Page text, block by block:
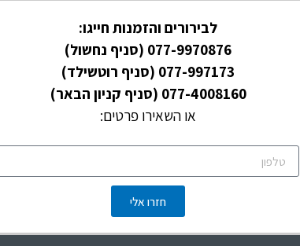
לבירורים והזמנות חייגו:
077-9970876 (סניף נחשול)
077-997173 (סניף רוטשילד)
077-4008160 (סניף קניון הבאר)
או השאירו פרטים:
חזרו אלי